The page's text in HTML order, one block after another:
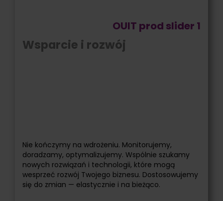
OUIT prod slider 1
Wsparcie i rozwój
Nie kończymy na wdrożeniu. Monitorujemy,
doradzamy, optymalizujemy. Wspólnie szukamy
nowych rozwiązań i technologii, które mogą
wesprzeć rozwój Twojego biznesu. Dostosowujemy
się do zmian — elastycznie i na bieżąco.